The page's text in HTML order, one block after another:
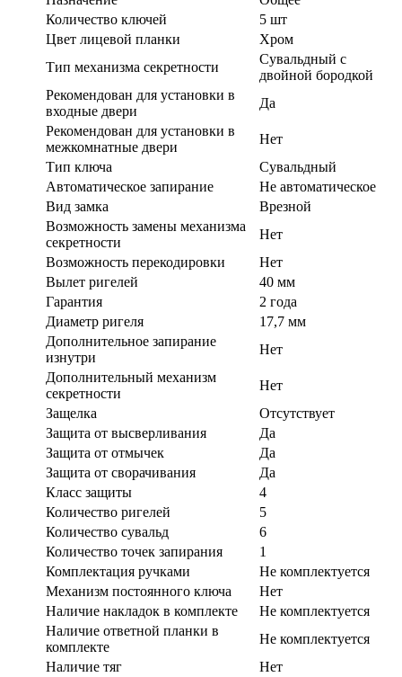
Количество ключей
5 шт
Цвет лицевой планки
Хром
Тип механизма секретности
Сувальдный с
двойной бородкой
Рекомендован для установки в
входные двери
Да
Рекомендован для установки в
межкомнатные двери
Нет
Тип ключа
Сувальдный
Автоматическое запирание
Не автоматическое
Вид замка
Врезной
Возможность замены механизма
секретности
Нет
Возможность перекодировки
Нет
Вылет ригелей
40 мм
Гарантия
2 года
Диаметр ригеля
17,7 мм
Дополнительное запирание
изнутри
Нет
Дополнительный механизм
секретности
Нет
Защелка
Отсутствует
Защита от высверливания
Да
Защита от отмычек
Да
Защита от сворачивания
Да
Класс защиты
4
Количество ригелей
5
Количество сувальд
6
Количество точек запирания
1
Комплектация ручками
Не комплектуется
Механизм постоянного ключа
Нет
Наличие накладок в комплекте
Не комплектуется
Наличие ответной планки в
комплекте
Не комплектуется
Наличие тяг
Нет